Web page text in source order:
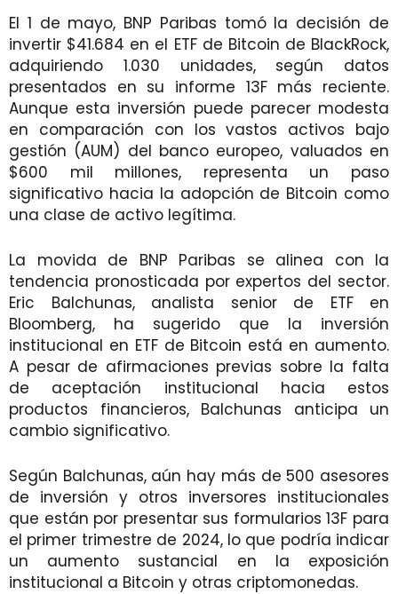
El 1 de mayo, BNP Paribas tomó la decisión de
invertir $41.684 en el ETF de Bitcoin de BlackRock,
adquiriendo 1.030 unidades, según datos
presentados en su informe 13F más reciente.
Aunque esta inversión puede parecer modesta
en comparación con los vastos activos bajo
gestión (AUM) del banco europeo, valuados en
$600 mil millones, representa un paso
significativo hacia la adopción de Bitcoin como
una clase de activo legítima.
La movida de BNP Paribas se alinea con la
tendencia pronosticada por expertos del sector.
Eric Balchunas, analista senior de ETF en
Bloomberg, ha sugerido que la inversión
institucional en ETF de Bitcoin está en aumento.
A pesar de afirmaciones previas sobre la falta
de aceptación institucional hacia estos
productos financieros, Balchunas anticipa un
cambio significativo.
Según Balchunas, aún hay más de 500 asesores
de inversión y otros inversores institucionales
que están por presentar sus formularios 13F para
el primer trimestre de 2024, lo que podría indicar
un aumento sustancial en la exposición
institucional a Bitcoin y otras criptomonedas.